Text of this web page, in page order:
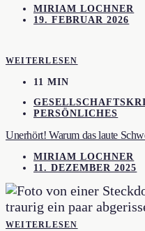
MIRIAM LOCHNER
19. FEBRUAR 2026
WEITERLESEN
11 MIN
PERSÖNLICHES
Unerhört! Warum das laute
MIRIAM LOCHNER
11. DEZEMBER 2025
WEITERLESEN